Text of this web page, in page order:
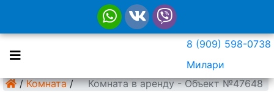
8 (909) 598-0738
Милари
/ Комната / Комната в аренду - Объект №47648